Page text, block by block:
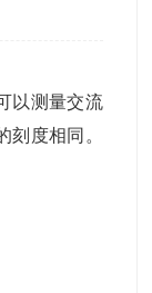
以测量交流
刻度相同。